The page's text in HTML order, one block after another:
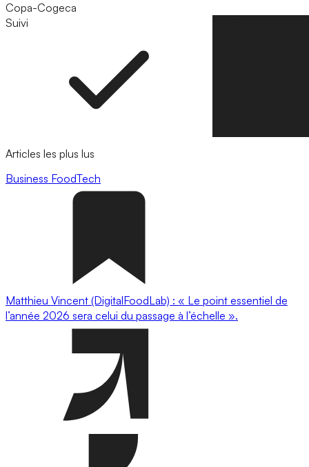
Copa-Cogeca
Suivi
Articles les plus lus
Business FoodTech
Matthieu Vincent (DigitalFoodLab) : « Le point essentiel de
l’année 2026 sera celui du passage à l’échelle ».